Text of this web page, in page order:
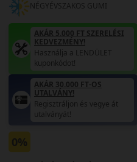
NÉGYÉVSZAKOS GUMI
AKÁR 5.000 FT SZERELÉSI
KEDVEZMÉNY!
Használja a LENDÜLET
kuponkódot!
AKÁR 30.000 FT-OS
UTALVÁNY!
Regisztráljon és vegye át
utalványát!
0%